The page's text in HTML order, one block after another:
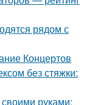
рядом с
Концертов
без стяжки:
руками: